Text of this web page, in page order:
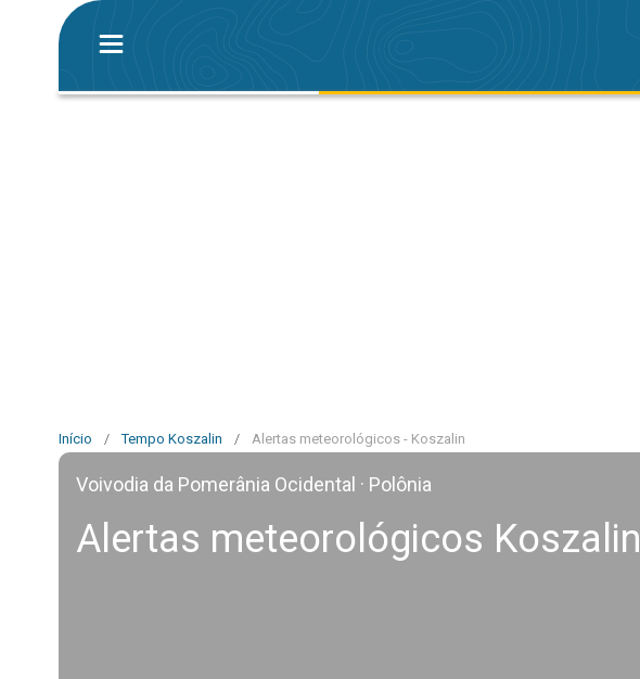
Início / Tempo Koszalin / Alertas meteorológicos - Koszalin
Voivodia da Pomerânia Ocidental · Polônia
Alertas meteorológicos Koszalin